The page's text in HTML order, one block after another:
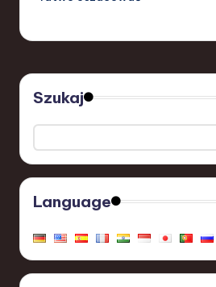
Szukaj
Language